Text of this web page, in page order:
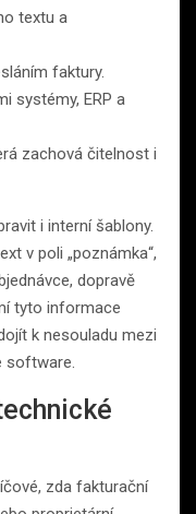
textu a
faktury.
systémy, ERP a
zachová čitelnost i
i interní šablony.
v poli „poznámka“,
dopravě
tyto informace
k nesouladu mezi
software.
zda fakturační